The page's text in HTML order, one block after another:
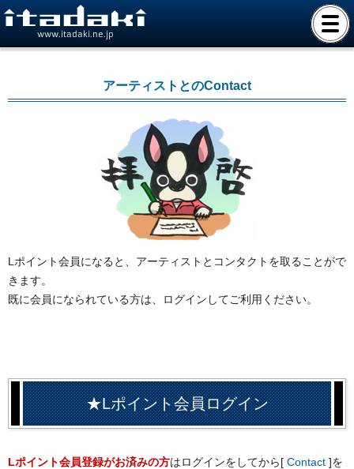
www.itadaki.ne.jp
アーティストとのContact
Lポイント会員になると、アーティストとコンタクトを取ることがで
きます。
既に会員になられている方は、ログインしてご利用ください。
★Lポイント会員ログイン
Lポイント会員登録がお済みの方はログインをしてから[ Contact ]を